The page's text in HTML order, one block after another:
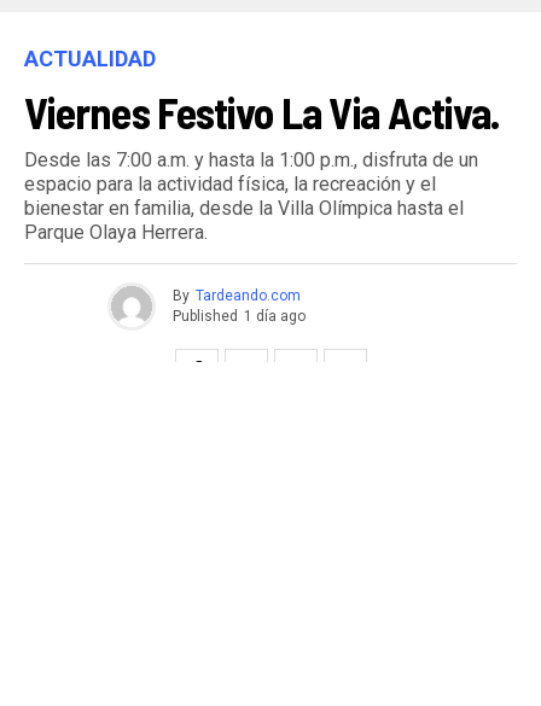
ACTUALIDAD
Viernes Festivo La Via Activa.
Desde las 7:00 a.m. y hasta la 1:00 p.m., disfruta de un
espacio para la actividad física, la recreación y el
bienestar en familia, desde la Villa Olímpica hasta el
Parque Olaya Herrera.
By Tardeando.com
Published 1 día ago